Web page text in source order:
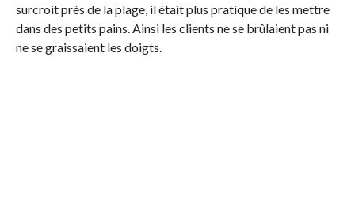
surcroit près de la plage, il était plus pratique de les mettre
dans des petits pains. Ainsi les clients ne se brûlaient pas ni
ne se graissaient les doigts.